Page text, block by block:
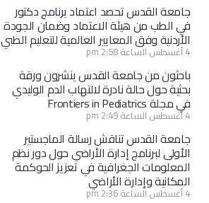
جامعة القدس تحصد اعتماد برنامج دكتور
في الطب من هيئة الاعتماد وضمان الجودة
الأردنية وفق المعايير العالمية للتعليم الطبي
4 أغسطس الساعة 2:58 pm
باحثون من جامعة القدس ينشرون ورقة
بحثية حول حالة نادرة لالتهاب الدم الوليدي
في مجلة Frontiers in Pediatrics
4 أغسطس الساعة 2:49 pm
جامعة القدس تناقش رسالة الماجستير
الأولى لبرنامج إدارة الأراضي حول دور نظم
المعلومات الجغرافية في تعزيز الحوكمة
المكانية وإدارة الأراضي
4 أغسطس الساعة 2:36 pm